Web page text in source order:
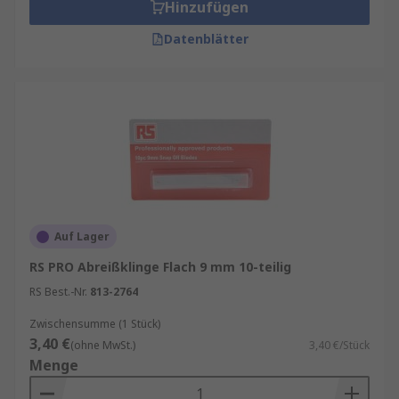
sodass sie für verschiedene Werkzeuge und
Anwendungen geeignet sind.
Eine hochwertige Messerklinge zeichnet sich
durch folgende Merkmale aus:
Scharfe Schneide: Für präzises Schneiden
Langlebigkeit
scharf und ist widerstandsfähig gegen
wichtig bei Küchenmessern oder Outdoor-
Einsatz.
Pflegeleichtigkeit: Eine gute Klinge lässt
Hinzufügen
Datenblätter
Auf Lager
RS PRO Abreißklinge Flach 9 mm 10-teilig
RS Best.-Nr. 813-2764
Zwischensumme (1 Stück)
3,40 €(ohne MwSt.) 3,40 €/Stück
Menge